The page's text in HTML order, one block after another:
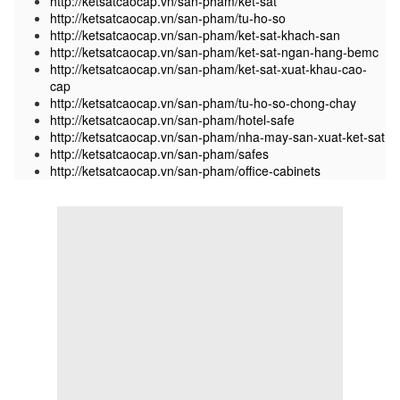
http://ketsatcaocap.vn/san-pham/tu-ho-so
http://ketsatcaocap.vn/san-pham/ket-sat-khach-san
http://ketsatcaocap.vn/san-pham/ket-sat-ngan-hang-bemc
http://ketsatcaocap.vn/san-pham/ket-sat-xuat-khau-cao-
cap
http://ketsatcaocap.vn/san-pham/tu-ho-so-chong-chay
http://ketsatcaocap.vn/san-pham/hotel-safe
http://ketsatcaocap.vn/san-pham/nha-may-san-xuat-ket-sat
http://ketsatcaocap.vn/san-pham/safes
http://ketsatcaocap.vn/san-pham/office-cabinets